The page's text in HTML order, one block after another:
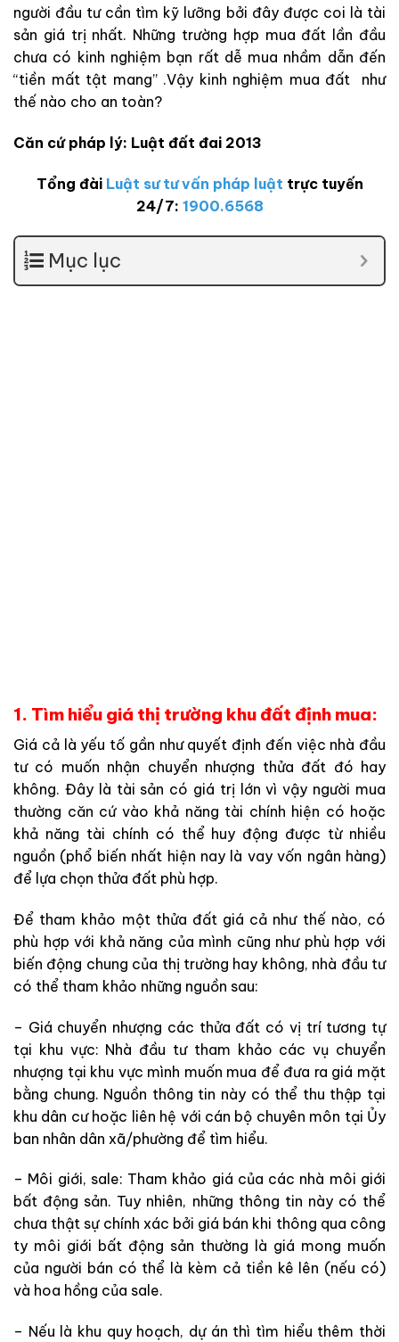
người đầu tư cần tìm kỹ lưỡng bởi đây được coi là tài
sản giá trị nhất. Những trường hợp mua đất lần đầu
chưa có kinh nghiệm bạn rất dễ mua nhầm dẫn đến
“tiền mất tật mang” .Vậy kinh nghiệm mua đất như
thế nào cho an toàn?
Căn cứ pháp lý: Luật đất đai 2013
Tổng đài Luật sư tư vấn pháp luật trực tuyến
24/7: 1900.6568
Mục lục
1. Tìm hiểu giá thị trường khu đất định mua:
Giá cả là yếu tố gần như quyết định đến việc nhà đầu
tư có muốn nhận chuyển nhượng thửa đất đó hay
không. Đây là tài sản có giá trị lớn vì vậy người mua
thường căn cứ vào khả năng tài chính hiện có hoặc
khả năng tài chính có thể huy động được từ nhiều
nguồn (phổ biến nhất hiện nay là vay vốn ngân hàng)
để lựa chọn thửa đất phù hợp.
Để tham khảo một thửa đất giá cả như thế nào, có
phù hợp với khả năng của mình cũng như phù hợp với
biến động chung của thị trường hay không, nhà đầu tư
có thể tham khảo những nguồn sau:
– Giá chuyển nhượng các thửa đất có vị trí tương tự
tại khu vực: Nhà đầu tư tham khảo các vụ chuyển
nhượng tại khu vực mình muốn mua để đưa ra giá mặt
bằng chung. Nguồn thông tin này có thể thu thập tại
khu dân cư hoặc liên hệ với cán bộ chuyên môn tại Ủy
ban nhân dân xã/phường để tìm hiểu.
– Môi giới, sale: Tham khảo giá của các nhà môi giới
bất động sản. Tuy nhiên, những thông tin này có thể
chưa thật sự chính xác bởi giá bán khi thông qua công
ty môi giới bất động sản thường là giá mong muốn
của người bán có thể là kèm cả tiền kê lên (nếu có)
và hoa hồng của sale.
– Nếu là khu quy hoạch, dự án thì tìm hiểu thêm thời